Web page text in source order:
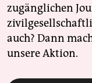
zugänglichen
auch? Dann
unsere Aktion.